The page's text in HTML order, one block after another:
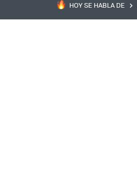
HOY SE HABLA DE